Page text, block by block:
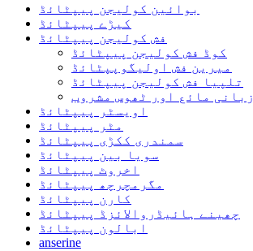
بوائین کولیجن پیپٹائڈ
کیڑے پیپٹائڈ
فش کولیجن پیپٹائڈ
کوڈ فش کولیجن پیپٹائڈ
میرین فش اولیگوپپٹائڈ
تلپیا فش کولیجن پیپٹائڈ
زبانی مائع اور ٹھوس مشروب
اویسٹر پیپٹائڈ
مٹر پیپٹائڈ
سمندری ککڑی پیپٹائڈ
سویا بین پیپٹائڈ
اخروٹ پیپٹائڈ
مگرمچرچھ پیپٹائڈ
کارن پیپٹائڈ
چھینے ہائیڈروالائزڈ پیپٹائڈ
ابالون پیپٹائڈ
anserine